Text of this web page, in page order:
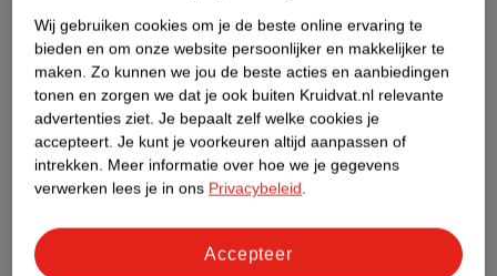
Productinformatie
Etiketinformatie
Nature Impact Score
Impact Score.
Meer informatie
Wij gebruiken cookies om je de beste online ervaring te
bieden en om onze website persoonlijker en makkelijker te
maken. Zo kunnen we jou de beste acties en aanbiedingen
tonen en zorgen we dat je ook buiten Kruidvat.nl relevante
advertenties ziet. Je bepaalt zelf welke cookies je
accepteert. Je kunt je voorkeuren altijd aanpassen of
intrekken. Meer informatie over hoe we je gegevens
verwerken lees je in ons Privacybeleid.
Accepteer